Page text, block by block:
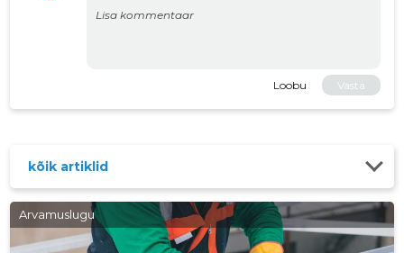
Loobu Vasta
kõik artiklid
Arvamuslugu